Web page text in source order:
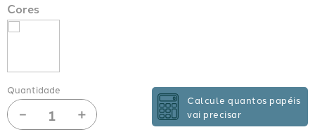
Cores
Quantidade
＋
－
Calcule quantos papéis
vai precisar